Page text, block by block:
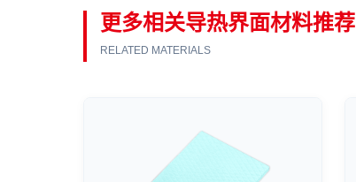
更多相关导热界面材料推荐
RELATED MATERIALS